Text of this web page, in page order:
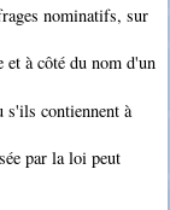
nominatifs, sur
à côté du nom d'un
s'ils contiennent à
par la loi peut